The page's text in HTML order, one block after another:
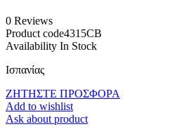
0 Reviews
Product code4315CB
Availability In Stock
Ισπανίας
ΖΗΤΗΣΤΕ ΠΡΟΣΦΟΡΑ
Add to wishlist
Ask about product